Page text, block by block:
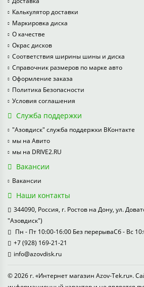
Калькулятор доставки
Маркировка диска
О качестве
Окрас дисков
Соответствия ширины шины и диска
Справочник размеров по марке авто
Оформление заказа
Политика Безопасности
Условия соглашения
Служба поддержки
"Азовдиск" служба поддержки ВКонтакте
мы на Авито
мы на DRIVE2.RU
Вакансии
Вакансии
Наши контакты
344090, Россия, г. Ростов на Дону, ул.
"Азовдиск")
Пн - Пт 10:00-16:00 Без перерываСб - Вс
+7 (928) 169-21-21
info@azovdisk.ru
© 2026 г. «Интернет магазин Azov-Tek.ru».